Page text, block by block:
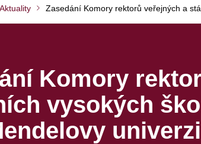
Aktuality Zasedání Komory rektorů veřejných a
Komory
vysokých